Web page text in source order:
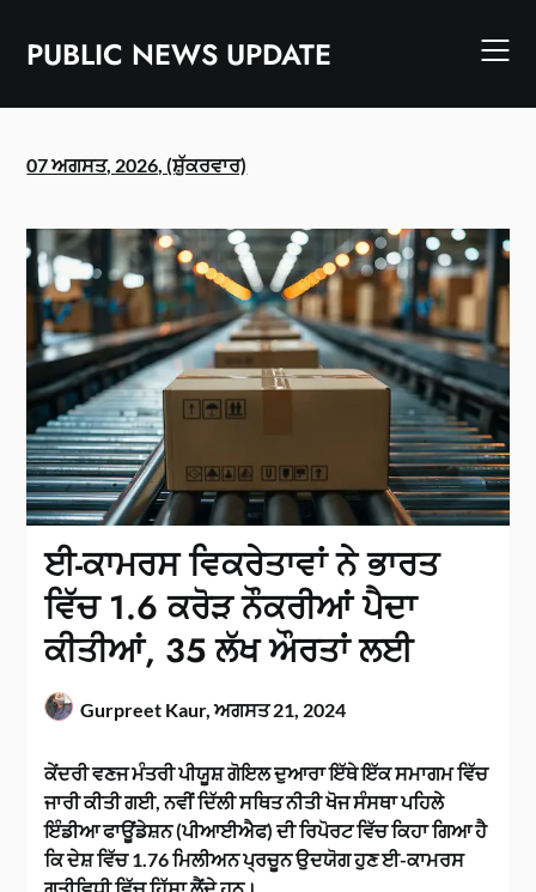
contentPUBLIC NEWS UPDATE
07 ਅਗਸਤ, 2026, (ਸ਼ੁੱਕਰਵਾਰ)
ਈ-ਕਾਮਰਸ ਵਿਕਰੇਤਾਵਾਂ ਨੇ ਭਾਰਤ
ਵਿੱਚ 1.6 ਕਰੋੜ ਨੌਕਰੀਆਂ ਪੈਦਾ
ਕੀਤੀਆਂ, 35 ਲੱਖ ਔਰਤਾਂ ਲਈ
Gurpreet Kaur,ਅਗਸਤ 21, 2024
ਕੇਂਦਰੀ ਵਣਜ ਮੰਤਰੀ ਪੀਯੂਸ਼ ਗੋਇਲ ਦੁਆਰਾ ਇੱਥੇ ਇੱਕ ਸਮਾਗਮ ਵਿੱਚ
ਜਾਰੀ ਕੀਤੀ ਗਈ, ਨਵੀਂ ਦਿੱਲੀ ਸਥਿਤ ਨੀਤੀ ਖੋਜ ਸੰਸਥਾ ਪਹਿਲੇ
ਇੰਡੀਆ ਫਾਊਂਡੇਸ਼ਨ (ਪੀਆਈਐਫ) ਦੀ ਰਿਪੋਰਟ ਵਿੱਚ ਕਿਹਾ ਗਿਆ ਹੈ
ਕਿ ਦੇਸ਼ ਵਿੱਚ 1.76 ਮਿਲੀਅਨ ਪ੍ਰਚੂਨ ਉਦਯੋਗ ਹੁਣ ਈ-ਕਾਮਰਸ